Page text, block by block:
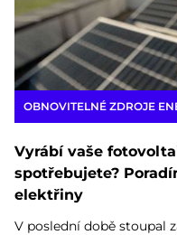
OBNOVITELNÉ ZDROJE
Vyrábí vaše
spotřebujete?
elektřiny
V poslední době stoupal